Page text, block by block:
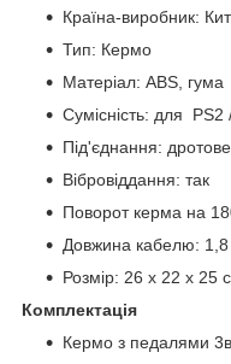
Країна-виробник:
Тип: Кермо
Матеріал: ABS, гума
Сумісність: для PS2
Під'єднання: дротове
Вібровіддання: так
Поворот керма на
Довжина кабелю:
Розмір: 26 x 22 x 25
Комплектація
Кермо з педалями